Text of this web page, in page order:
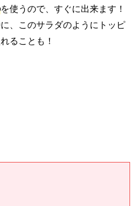
を使うので、すぐに出来ます！
、このサラダのようにトッピ
ることも！